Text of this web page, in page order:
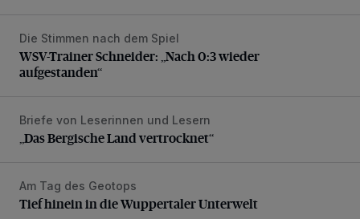
WSV-Trainer Schneider: „Nach 0:3 wieder aufgestanden“
Die Stimmen nach dem Spiel
WSV-Trainer Schneider: „Nach 0:3 wieder
aufgestanden“
„Das Bergische Land vertrocknet“
Briefe von Leserinnen und Lesern
„Das Bergische Land vertrocknet“
Tief hinein in die Wuppertaler Unterwelt
Am Tag des Geotops
Tief hinein in die Wuppertaler Unterwelt